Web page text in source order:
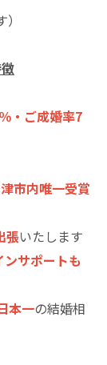
・ご成婚率7
津市内唯一受賞
張いたします
サポートも
本一の結婚相